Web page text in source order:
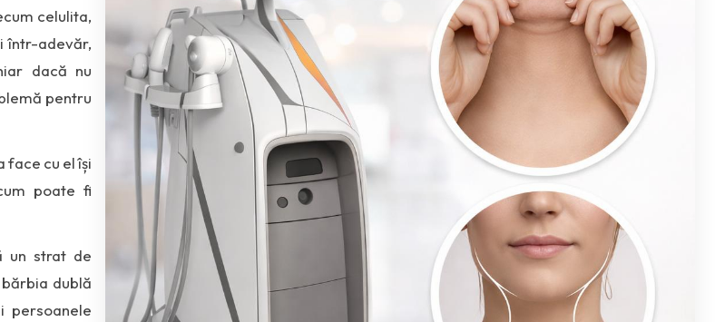
celulita,
într-adevăr,
dacă nu
pentru
face cu el își
poate fi
un strat de
dublă
persoanele